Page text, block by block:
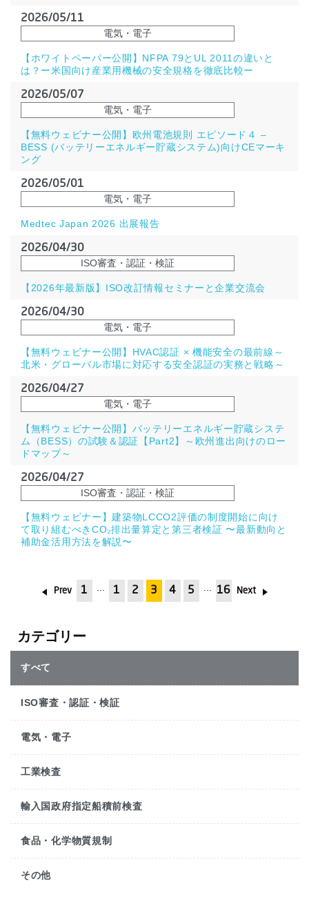
2026/05/11
電気・電子
【ホワイトペーパー公開】NFPA 79とUL 2011の違いと
は？ー米国向け産業用機械の安全規格を徹底比較ー
2026/05/07
電気・電子
【無料ウェビナー公開】欧州電池規則 エピソード４ –
BESS (バッテリーエネルギー貯蔵システム)向けCEマーキ
ング
2026/05/01
電気・電子
Medtec Japan 2026 出展報告
2026/04/30
ISO審査・認証・検証
【2026年最新版】ISO改訂情報セミナーと企業交流会
2026/04/30
電気・電子
【無料ウェビナー公開】HVAC認証 × 機能安全の最前線～
北米・グローバル市場に対応する安全認証の実務と戦略～
2026/04/27
電気・電子
【無料ウェビナー公開】バッテリーエネルギー貯蔵システ
ム（BESS）の試験＆認証【Part2】～欧州進出向けのロー
ドマップ～
2026/04/27
ISO審査・認証・検証
【無料ウェビナー】建築物LCCO2評価の制度開始に向け
て取り組むべきCO₂排出量算定と第三者検証 〜最新動向と
補助金活用方法を解説〜
Prev 1 1 2 3 4 5 16 Next
カテゴリー
すべて
ISO審査・認証・検証
電気・電子
工業検査
輸入国政府指定船積前検査
食品・化学物質規制
その他